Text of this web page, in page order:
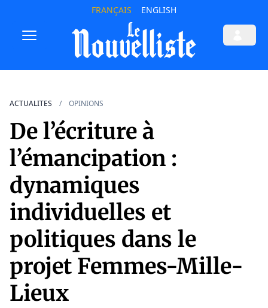
FRANÇAIS ENGLISH
ACTUALITES OPINIONS
De l’écriture à
l’émancipation :
dynamiques
individuelles et
politiques dans le
projet Femmes-Mille-
Lieux